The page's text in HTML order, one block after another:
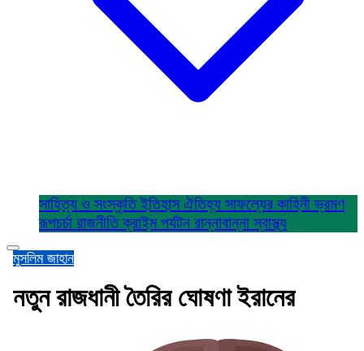
সাহিত্য ও সংস্কৃতিইতিহাস ঐতিহ্য সাফল্যের কাহিনীভ্রমণ
রূপচর্চা রাজনীতিক্রাইম পর্যটন রান্নাবান্নাস্বাস্থ্য
মুসলিম জাহান
নতুন রাজধানী তৈরির ঘোষণা ইরানের